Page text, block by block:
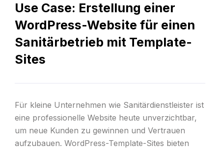
Use Case: Erstellung einer
WordPress-Website für einen
Sanitärbetrieb mit Template-
Sites
Für kleine Unternehmen wie Sanitärdienstleister ist
eine professionelle Website heute unverzichtbar,
um neue Kunden zu gewinnen und Vertrauen
aufzubauen. WordPress-Template-Sites bieten